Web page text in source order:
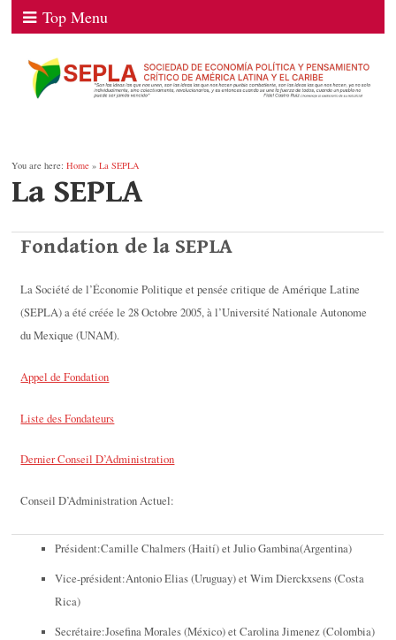
Top Menu
You are here:Home »La SEPLA
La SEPLA
Fondation de la SEPLA
La Société de l’Économie Politique et pensée critique de Amérique Latine
(SEPLA) a été créée le 28 Octobre 2005, à l’Université Nationale Autonome
du Mexique (UNAM).
Appel de Fondation
Liste des Fondateurs
Dernier Conseil D’Administration
Conseil D’Administration Actuel:
Président:Camille Chalmers (Haití) et Julio Gambina(Argentina)
Vice-président:Antonio Elias (Uruguay) et Wim Dierckxsens (Costa
Rica)
Secrétaire:Josefina Morales (México) et Carolina Jimenez (Colombia)